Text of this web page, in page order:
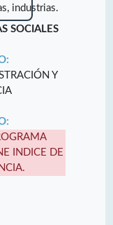
industrias.
SOCIALES
Y
INDICE DE